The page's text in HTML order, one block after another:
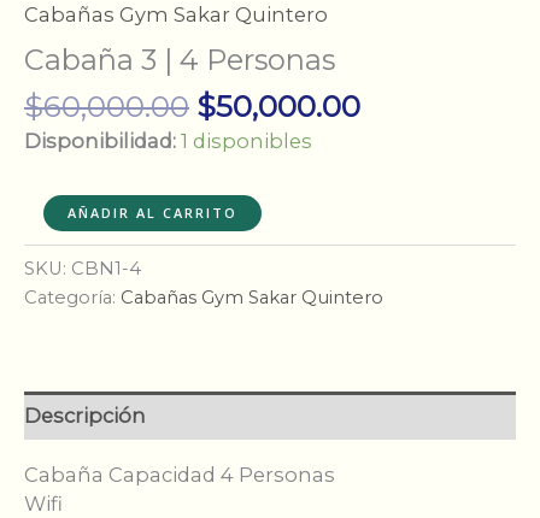
Cabañas Gym Sakar Quintero
Cabaña 3 | 4 Personas
$60,000.00 El
precio
original
era:
$60,000.00.
$50,000.00El
Disponibilidad: 1 disponibles
Cabaña
|
4
AÑADIR AL CARRITO
SKU: CBN1-4
Categoría: Cabañas Gym Sakar Quintero
Descripción
Cabaña Capacidad 4 Personas
Wifi